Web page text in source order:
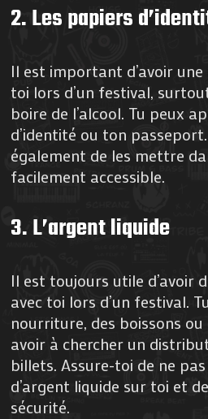
2. Les papiers
Il est important d’avoir une
toi lors d’un festival,
boire de l’alcool. Tu peux
d’identité ou ton
également de les mettre
facilement accessible.
3. L’argent liquide
Il est toujours utile d’avoir
avec toi lors d’un festival.
nourriture, des boissons ou
avoir à chercher un
billets. Assure-toi de ne
d’argent liquide sur toi et
sécurité.